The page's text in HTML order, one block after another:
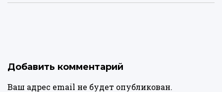
Добавить комментарий
Ваш адрес email не будет опубликован.